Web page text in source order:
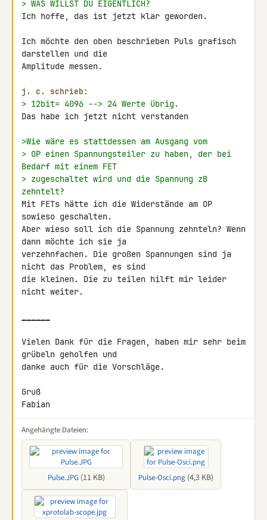
> WAS WILLST DU EIGENTLICH?
Ich hoffe, das ist jetzt klar geworden.
Ich möchte den oben beschrieben Puls grafisch
darstellen und die
Amplitude messen.
j. c. schrieb:
> 12bit= 4096 --> 24 Werte übrig.
Das habe ich jetzt nicht verstanden
>Wie wäre es stattdessen am Ausgang vom
> OP einen Spannungsteiler zu haben, der bei
Bedarf mit einem FET
> zugeschaltet wird und die Spannung zB
zehntelt?
Mit FETs hätte ich die Widerstände am OP
sowieso geschalten.
Aber wieso soll ich die Spannung zehnteln? Wenn
dann möchte ich sie ja
verzehnfachen. Die großen Spannungen sind ja
nicht das Problem, es sind
die kleinen. Die zu teilen hilft mir leider
nicht weiter.
Vielen Dank für die Fragen, haben mir sehr beim
grübeln geholfen und
danke auch für die Vorschläge.
Gruß
Fabian
Angehängte Dateien:
Pulse.JPG(11 KB) Pulse-Osci.png (4,3 KB)